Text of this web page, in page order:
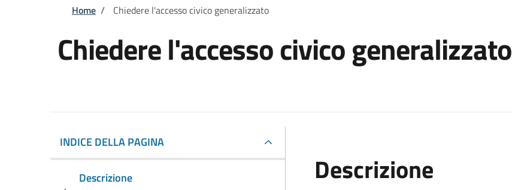
Briciole di pane
Home / Chiedere l'accesso civico generalizzato
Chiedere l'accesso civico generalizzato
INDICE DELLA PAGINA
Descrizione
Descrizione